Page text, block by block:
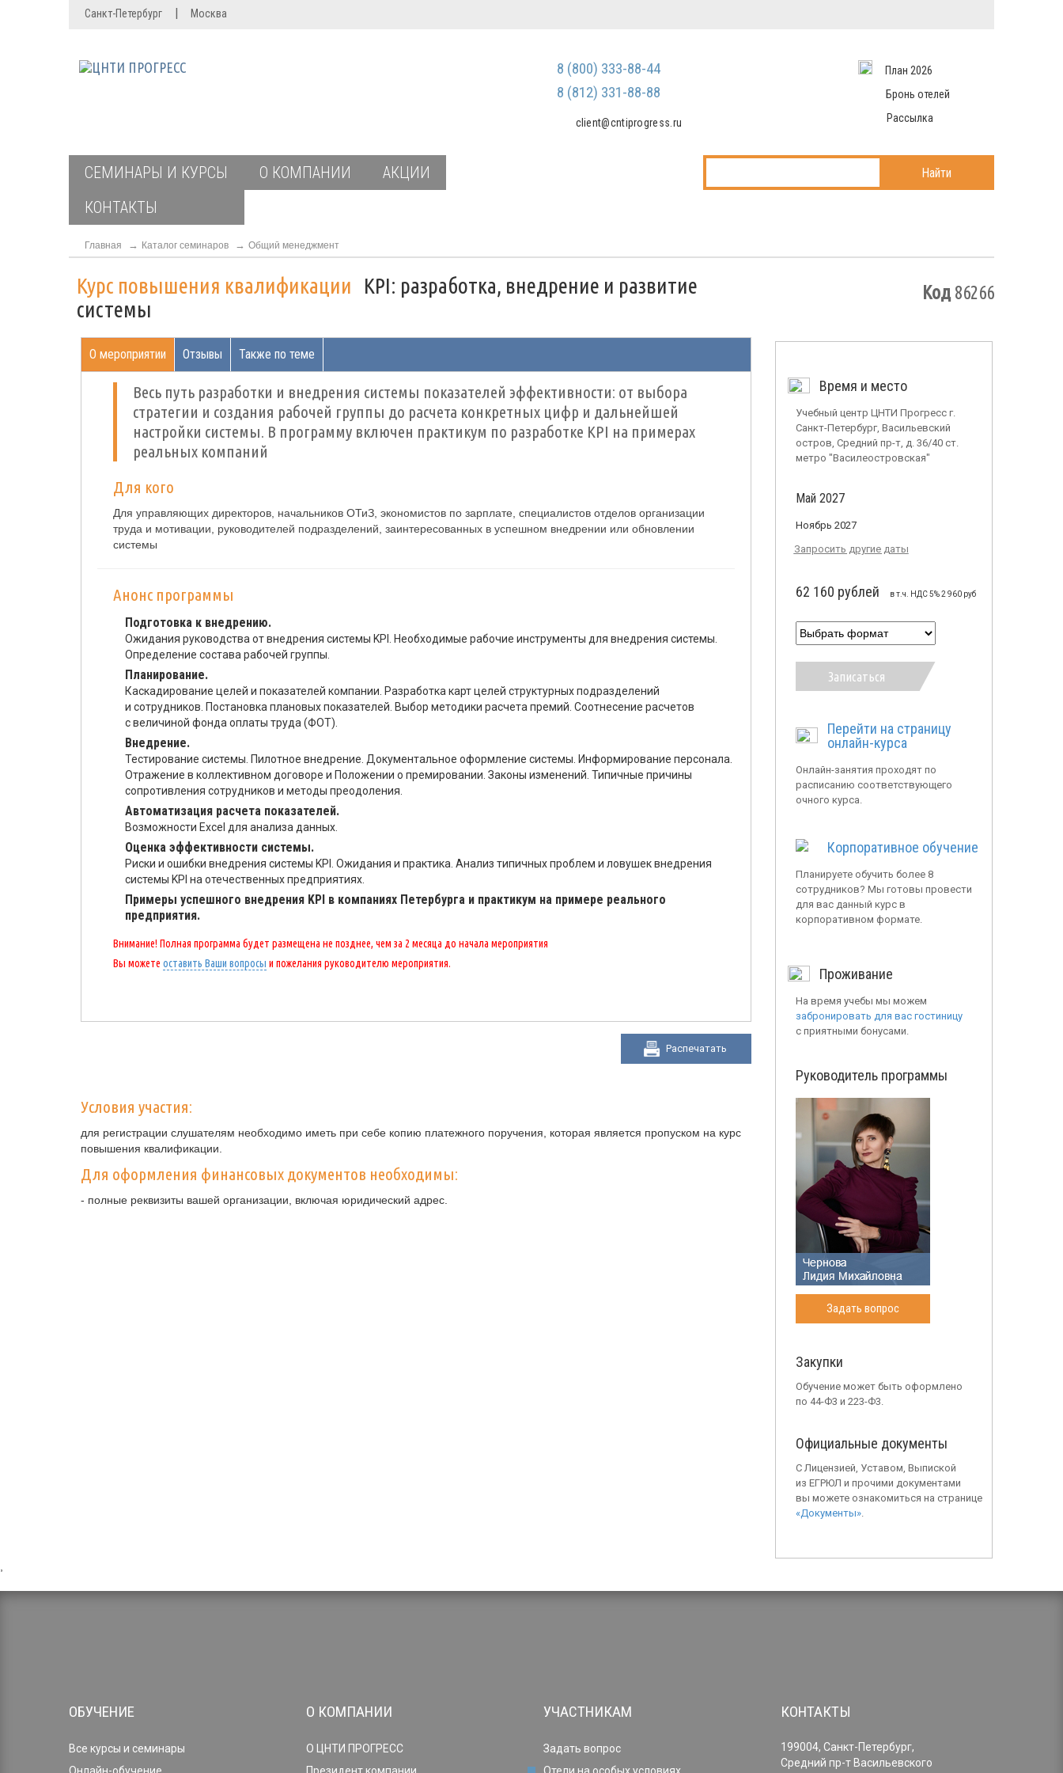
Мы не передаем ваши данные
спам
Запомнить меня
Войти в кабинет
Санкт-Петербург | Москва
8 (800) 333-88-44
8 (812) 331-88-88
client@cntiprogress.ru
План 2026
Бронь отелей
Рассылка
СЕМИНАРЫ И КУРСЫ О КОМПАНИИ
АКЦИИ
КОНТАКТЫ
Найти
Главная Каталог семинаров Общий менеджмент
Курс повышения квалификации
KPI: разработка, внедрение и развитие
системы
Код86266
О мероприятии Отзывы Также по теме
Весь путь разработки и внедрения системы показателей эффективности: от выбора
стратегии и создания рабочей группы до расчета конкретных цифр и дальнейшей
настройки системы. В программу включен практикум по разработке KPI на примерах
реальных компаний
Для кого
Для управляющих директоров, начальников ОТиЗ, экономистов по зарплате, специалистов отделов организации
труда и мотивации, руководителей подразделений, заинтересованных в успешном внедрении или обновлении
системы
Анонс программы
Подготовка к внедрению.
Ожидания руководства от внедрения системы KPI. Необходимые рабочие инструменты для внедрения системы.
Определение состава рабочей группы.
Планирование.
Каскадирование целей и показателей компании. Разработка карт целей структурных подразделений
и сотрудников. Постановка плановых показателей. Выбор методики расчета премий. Соотнесение расчетов
с величиной фонда оплаты труда (ФОТ).
Внедрение.
Тестирование системы. Пилотное внедрение. Документальное оформление системы. Информирование персонала.
Отражение в коллективном договоре и Положении о премировании. Законы изменений. Типичные причины
сопротивления сотрудников и методы преодоления.
Автоматизация расчета показателей.
Возможности Excel для анализа данных.
Оценка эффективности системы.
Риски и ошибки внедрения системы KPI. Ожидания и практика. Анализ типичных проблем и ловушек внедрения
системы KPI на отечественных предприятиях.
Примеры успешного внедрения KPI в компаниях Петербурга и практикум на примере реального
предприятия.
Внимание! Полная программа будет размещена не позднее, чем за 2 месяца до начала мероприятия
Вы можете оставить Ваши вопросы и пожелания руководителю мероприятия.
Распечатать
Условия участия:
для регистрации слушателям необходимо иметь при себе копию платежного поручения, которая является пропуском на курс
повышения квалификации.
Для оформления финансовых документов необходимы:
- полные реквизиты вашей организации, включая юридический адрес.
Время и место
Учебный центр ЦНТИ Прогресс г.
Санкт-Петербург, Васильевский
остров, Средний пр-т, д. 36/40 ст.
метро "Василеостровская"
Май 2027
Ноябрь 2027
Запросить другие даты
62 160 рублей в т.ч. НДС 5% 2 960 руб
Записаться
Перейти на страницу
онлайн-курса
Онлайн-занятия проходят по
расписанию соответствующего
очного курса.
Корпоративное обучение
Планируете обучить более 8
сотрудников? Мы готовы провести
для вас данный курс в
корпоративном формате.
Проживание
На время учебы мы можем
забронировать для вас гостиницу
с приятными бонусами.
Руководитель программы
Задать вопрос
Закупки
Обучение может быть оформлено
по 44-Ф3 и 223-Ф3.
Официальные документы
С Лицензией, Уставом, Выпиской
из ЕГРЮЛ и прочими документами
вы можете ознакомиться на странице
«Документы».
ОБУЧЕНИЕ
Все курсы и семинары
О КОМПАНИИ
О ЦНТИ ПРОГРЕСС
УЧАСТНИКАМ
Задать вопрос
КОНТАКТЫ
199004, Санкт-Петербург,
Средний пр-т Васильевского